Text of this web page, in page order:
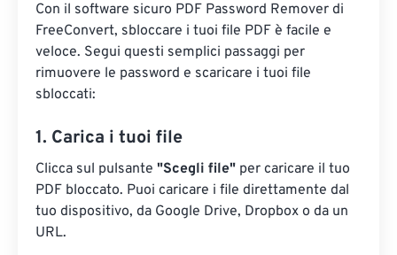
Con il software sicuro PDF Password Remover di
FreeConvert, sbloccare i tuoi file PDF è facile e
veloce. Segui questi semplici passaggi per
rimuovere le password e scaricare i tuoi file
sbloccati:
1. Carica i tuoi file
Clicca sul pulsante "Scegli file" per caricare il tuo
PDF bloccato. Puoi caricare i file direttamente dal
tuo dispositivo, da Google Drive, Dropbox o da un
URL.